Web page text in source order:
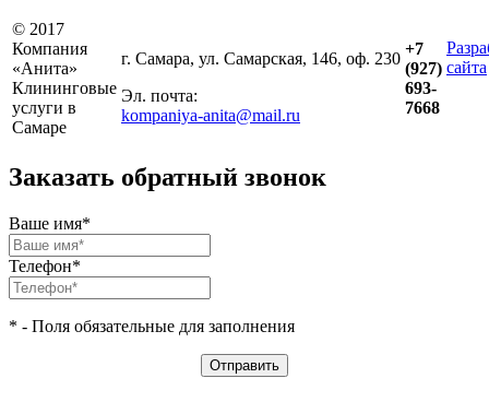
© 2017
Компания
«Анита»
Клининговые
услуги в
Самаре
г. Самара, ул. Самарская, 146, оф. 230
Эл. почта:
kompaniya-anita@mail.ru
+7
(927)
693-
7668
сайта
Заказать обратный звонок
Ваше имя*
Телефон*
* - Поля обязательные для заполнения